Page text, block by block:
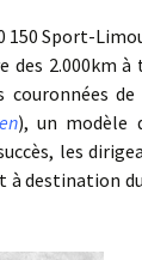
Sport-
des 2.000km à
de
), un modèle
les
à destination